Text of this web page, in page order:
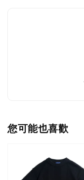
您可能也喜歡